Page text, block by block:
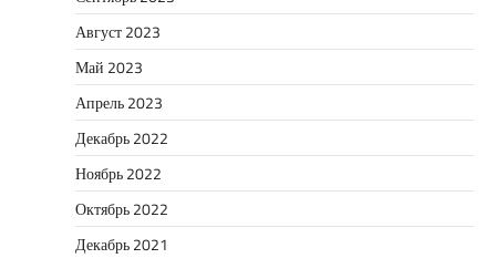
Август 2023
Май 2023
Апрель 2023
Декабрь 2022
Ноябрь 2022
Октябрь 2022
Декабрь 2021